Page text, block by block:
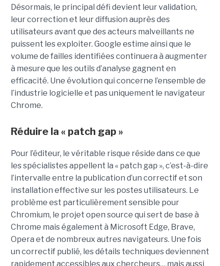
Désormais, le principal défi devient leur validation,
leur correction et leur diffusion auprès des
utilisateurs avant que des acteurs malveillants ne
puissent les exploiter. Google estime ainsi que le
volume de failles identifiées continuera à augmenter
à mesure que les outils d’analyse gagnent en
efficacité. Une évolution qui concerne l’ensemble de
l’industrie logicielle et pas uniquement le navigateur
Chrome.
Réduire la « patch gap »
Pour l’éditeur, le véritable risque réside dans ce que
les spécialistes appellent la « patch gap », c’est-à-dire
l’intervalle entre la publication d’un correctif et son
installation effective sur les postes utilisateurs. Le
problème est particulièrement sensible pour
Chromium, le projet open source qui sert de base à
Chrome mais également à Microsoft Edge, Brave,
Opera et de nombreux autres navigateurs. Une fois
un correctif publié, les détails techniques deviennent
rapidement accessibles aux chercheurs… mais aussi